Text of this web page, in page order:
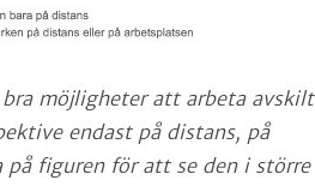
möjligheter att arbeta avskilt
endast på distans, på
på figuren för att se den i större